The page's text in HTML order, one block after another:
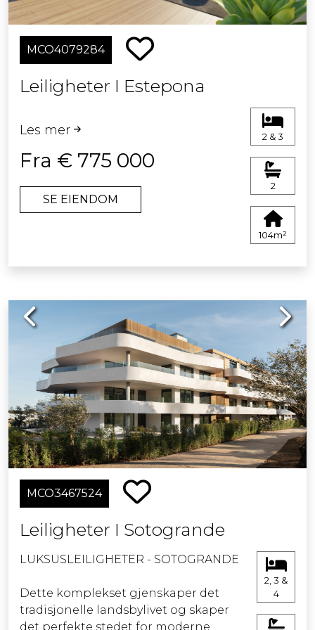
MCO4079284
Leiligheter I Estepona
Les mer
Fra € 775 000
SE EIENDOM
2 & 3
2
104m²
Previous Next
MCO3467524
Leiligheter I Sotogrande
LUKSUSLEILIGHETER - SOTOGRANDE
Dette komplekset gjenskaper det
tradisjonelle landsbylivet og skaper
det perfekte stedet for moderne
2, 3 &
4